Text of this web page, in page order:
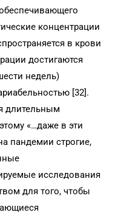
концентрации
в крови
достигаются
недель)
[32].
длительным
«…даже в эти
пандемии строгие,
исследования
для того, чтобы